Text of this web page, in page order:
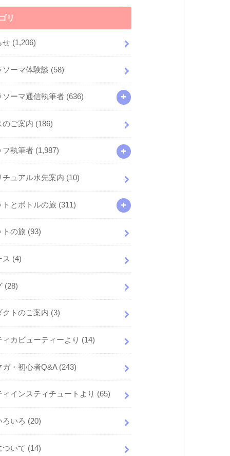
リ
せ (1,206)
ソーマ体験談 (58)
ソーマ通信執筆者 (636)
のご案内 (186)
フ執筆者 (1,987)
チュアル水先案内 (10)
トとボトルの旅 (311)
トの旅 (93)
ス (4)
(28)
クトのご案内 (3)
ィカビューティーより (14)
ガ・初心者Q&A (243)
ィインスティチュートより (65)
ろいろ (20)
ついて (14)